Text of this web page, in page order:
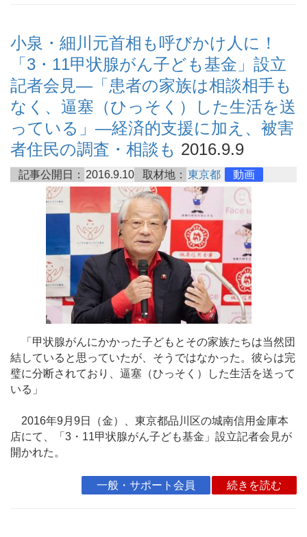
小泉・細川元首相も呼びかけ人に！
「3・11甲状腺がん子ども基金」設立
記者会見―「患者の家族は相談相手も
なく、逼塞（ひっそく）した生活を送
っている」―経済的支援に加え、被害
者住民の調査・相談も 2016.9.9
記事公開日： 2016.9.10 取材地： 東京都 動画
「甲状腺がんにかかった子どもとその家族たちは当然団
結していると思っていたが、そうではなかった。彼らは完
璧に分断されており、逼塞（ひっそく）した生活を送って
いる」
2016年9月9日（金）、東京都品川区の城南信用金庫本
店にて、「3・11甲状腺がん子ども基金」設立記者会見が
開かれた。
一般・サポート会員 続きを読む